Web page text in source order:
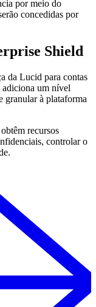
por meio do
concedidas por
Shield
da Lucid para contas
adiciona um nível
granular à plataforma
recursos
controlar o